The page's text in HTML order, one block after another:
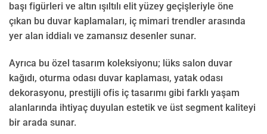
başı figürleri ve altın ışıltılı elit yüzey geçişleriyle öne
çıkan bu duvar kaplamaları, iç mimari trendler arasında
yer alan iddialı ve zamansız desenler sunar.
Ayrıca bu özel tasarım koleksiyonu; lüks salon duvar
kağıdı, oturma odası duvar kaplaması, yatak odası
dekorasyonu, prestijli ofis iç tasarımı gibi farklı yaşam
alanlarında ihtiyaç duyulan estetik ve üst segment kaliteyi
bir arada sunar.